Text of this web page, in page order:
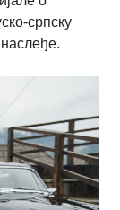
српску